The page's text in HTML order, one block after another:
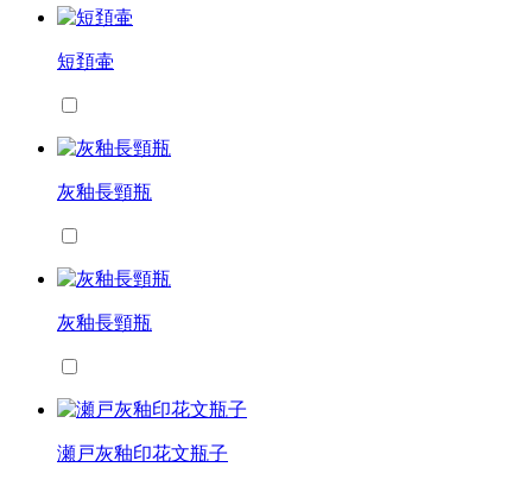
短頚壷
灰釉長頸瓶
灰釉長頸瓶
瀬戸灰釉印花文瓶子